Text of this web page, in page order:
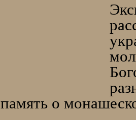
память о